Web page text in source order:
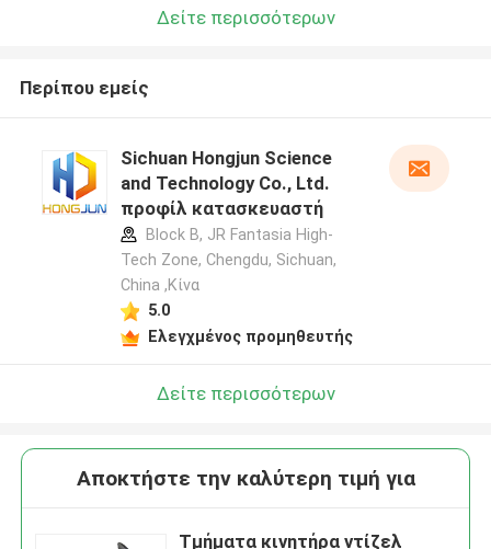
Δείτε περισσότερων
Περίπου εμείς
Sichuan Hongjun Science
and Technology Co., Ltd.
προφίλ κατασκευαστή
Block B, JR Fantasia High-
Tech Zone, Chengdu, Sichuan,
China ,Κίνα
5.0
Ελεγχμένος προμηθευτής
Δείτε περισσότερων
Αποκτήστε την καλύτερη τιμή για
Τμήματα κινητήρα ντίζελ